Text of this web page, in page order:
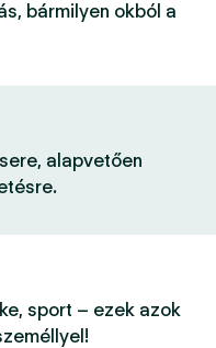
bármilyen okból a
alapvetően
sport – ezek azok